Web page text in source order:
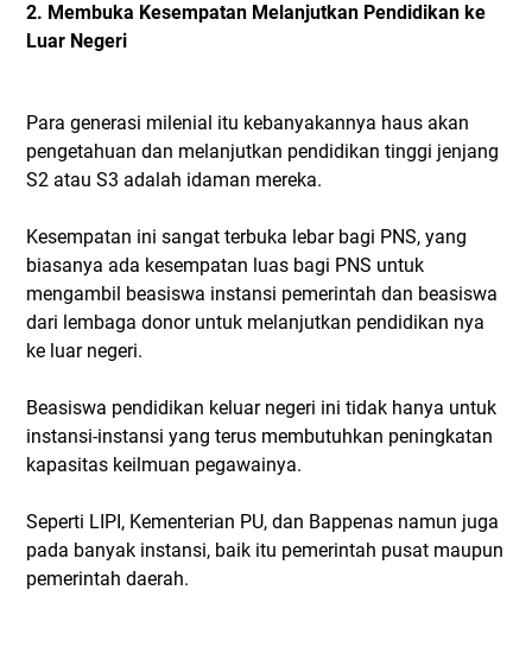
2. Membuka Kesempatan Melanjutkan Pendidikan ke
Luar Negeri
Para generasi milenial itu kebanyakannya haus akan
pengetahuan dan melanjutkan pendidikan tinggi jenjang
S2 atau S3 adalah idaman mereka.
Kesempatan ini sangat terbuka lebar bagi PNS, yang
biasanya ada kesempatan luas bagi PNS untuk
mengambil beasiswa instansi pemerintah dan beasiswa
dari lembaga donor untuk melanjutkan pendidikan nya
ke luar negeri.
Beasiswa pendidikan keluar negeri ini tidak hanya untuk
instansi-instansi yang terus membutuhkan peningkatan
kapasitas keilmuan pegawainya.
Seperti LIPI, Kementerian PU, dan Bappenas namun juga
pada banyak instansi, baik itu pemerintah pusat maupun
pemerintah daerah.